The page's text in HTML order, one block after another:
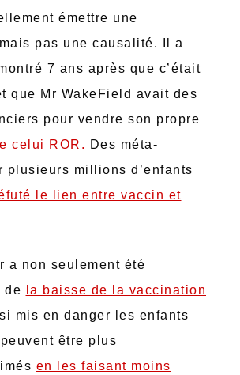
émettre une
pas une causalité. Il a
7 ans après que c’était
que Mr WakeField avait des
pour vendre son propre
celui ROR. Des méta-
plusieurs millions d’enfants
le lien entre vaccin et
a non seulement été
de
la baisse de la vaccination
mis en danger les enfants
être plus
en les faisant moins